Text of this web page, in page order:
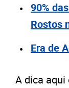
90%
Rostos
Era de
A dica